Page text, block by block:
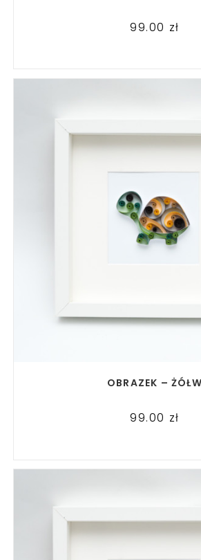
99.00 zł
READ MORE
OBRAZEK – ŻÓŁW
99.00 zł